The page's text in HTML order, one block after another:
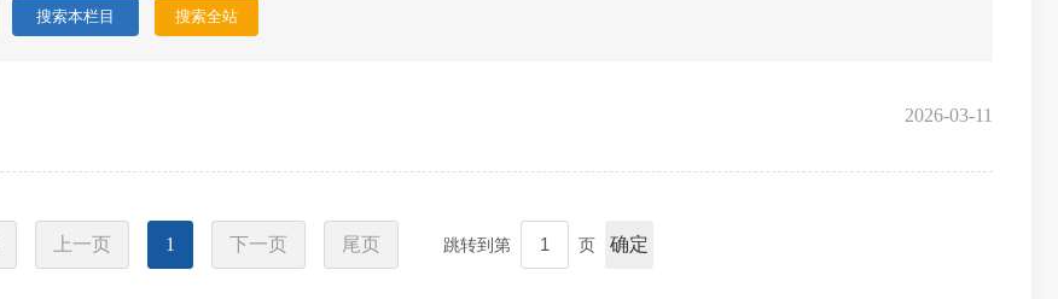
2026-03-11
上一页 1 下一页 尾页 跳转到第 页 确定